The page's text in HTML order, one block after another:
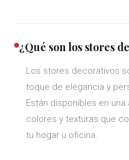
¿Qué son los stores
Los stores decorativos
toque de elegancia y
Están disponibles en
colores y texturas que
tu hogar u oficina.